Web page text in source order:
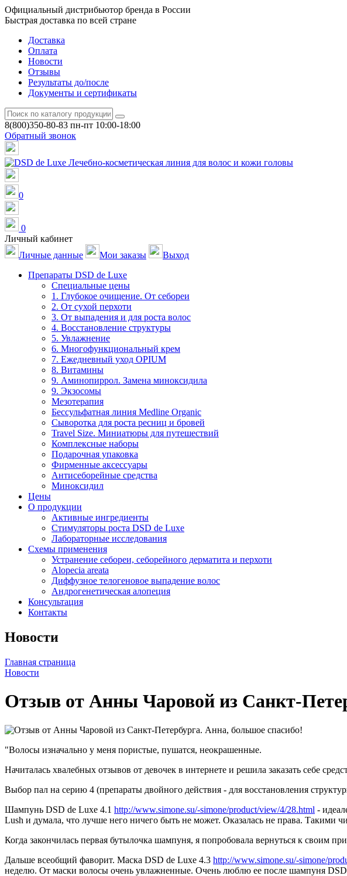
Официальный дистрибьютор бренда в России
Быстрая доставка по всей стране
Доставка
Оплата
Новости
Отзывы
Результаты до/после
Документы и сертификаты
8(800)350-80-83 пн-пт 10:00-18:00
Обратный звонок
0
0
Личный кабинет
Личные данные
Мои заказы
Выход
Препараты DSD de Luxe
Специальные цены
1. Глубокое очищение. От себореи
2. От сухой перхоти
3. От выпадения и для роста волос
4. Восстановление структуры
5. Увлажнение
6. Многофункциональный крем
7. Ежедневный уход OPIUM
8. Витамины
9. Аминопиррол. Замена миноксидила
9. Экзосомы
Мезотерапия
Бессульфатная линия Medline Organic
Сыворотка для роста ресниц и бровей
Travel Size. Миниатюры для путешествий
Комплексные наборы
Подарочная упаковка
Фирменные аксессуары
Антисеборейные средства
Миноксидил
Цены
О продукции
Активные ингредиенты
Стимуляторы роста DSD de Luxe
Лабораторные исследования
Схемы применения
Устранение себореи, себорейного дерматита и перхоти
Alopecia areata
Диффузное телогеновое выпадение волос
Андрогенетическая алопеция
Консультация
Контакты
Новости
Главная страница
Новости
Отзыв от Анны Чаровой из Санкт-
"Волосы изначально у меня пористые, пушатся, неокрашенные.
Начиталась хвалебных отзывов от девочек в интернете и решила заказать себе
Выбор пал на серию 4 (препараты двойного действия - для восстановления
Шампунь DSD de Luxe 4.1 http://www.simone.su/-simone/product/view/4/28.html -
Lush и думала, что лучше него ничего быть не может. Оказалась не права. Такими
Когда закончилась первая бутылочка шампуня, я попробовала вернуться к
Дальше всеобщий фаворит. Маска DSD de Luxe 4.3 http://www.simone.su/-simone/
неделю. От маски волосы очень увлажненные. Очень люблю ее после шампуня